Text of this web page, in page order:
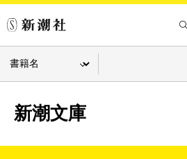
新潮文庫